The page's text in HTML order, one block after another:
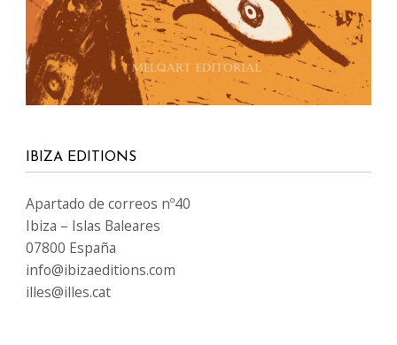
IBIZA EDITIONS
Apartado de correos nº40
Ibiza – Islas Baleares
07800 España
info@ibizaeditions.com
illes@illes.cat